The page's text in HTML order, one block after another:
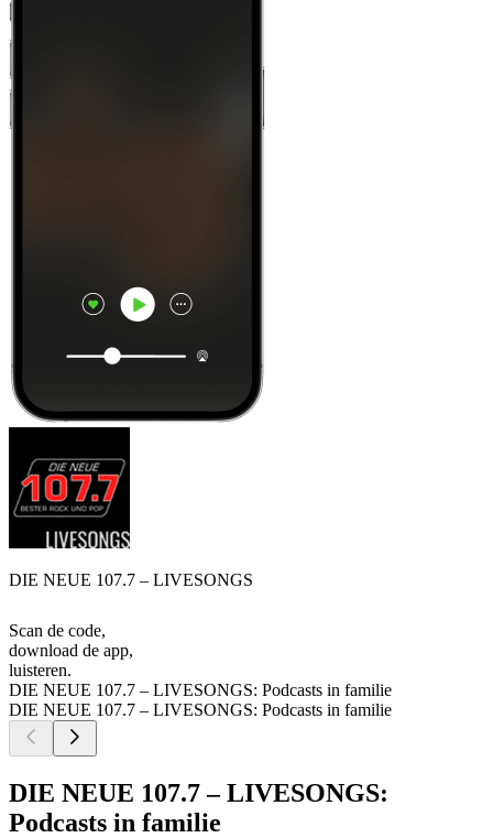
DIE NEUE 107.7 – LIVESONGS
Scan de code,
download de app,
luisteren.
DIE NEUE 107.7 – LIVESONGS: Podcasts in familie
DIE NEUE 107.7 – LIVESONGS: Podcasts in familie
DIE NEUE 107.7 – LIVESONGS:
Podcasts in familie